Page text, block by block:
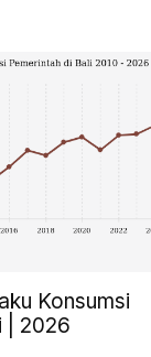
Konsumsi
| 2026